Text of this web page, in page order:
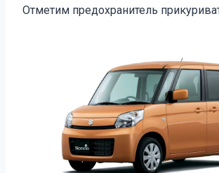
Отметим предохранитель